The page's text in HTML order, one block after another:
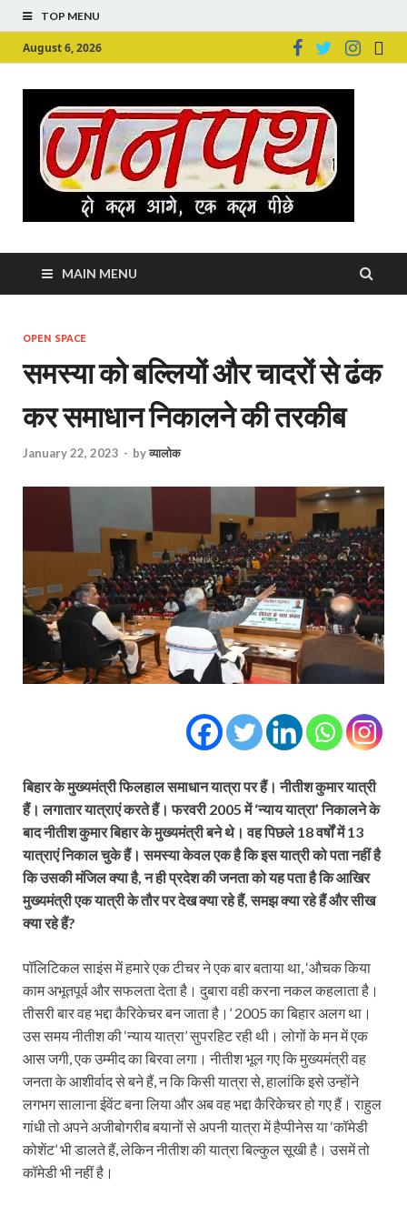
TOP MENU
August 6, 2026
MAIN MENU
OPEN SPACE
समस्या को बल्लियों और चादरों से ढंक
कर समाधान निकालने की तरकीब
January 22, 2023 - byव्यालोक
बिहार के मुख्यमंत्री फिलहाल समाधान यात्रा पर हैं। नीतीश कुमार यात्री
हैं। लगातार यात्राएं करते हैं। फरवरी 2005 में ‘न्याय यात्रा’ निकालने के
बाद नीतीश कुमार बिहार के मुख्यमंत्री बने थे। वह पिछले 18 वर्षों में 13
यात्राएं निकाल चुके हैं। समस्या केवल एक है कि इस यात्री को पता नहीं है
कि उसकी मंजिल क्या है, न ही प्रदेश की जनता को यह पता है कि आखिर
मुख्यमंत्री एक यात्री के तौर पर देख क्या रहे हैं, समझ क्या रहे हैं और सीख
क्या रहे हैं?
पॉलिटिकल साइंस में हमारे एक टीचर ने एक बार बताया था, ‘औचक किया
काम अभूतपूर्व और सफलता देता है। दुबारा वही करना नकल कहलाता है।
तीसरी बार वह भद्दा कैरिकेचर बन जाता है।’ 2005 का बिहार अलग था।
उस समय नीतीश की ‘न्याय यात्रा’ सुपरहिट रही थी। लोगों के मन में एक
आस जगी, एक उम्मीद का बिरवा लगा। नीतीश भूल गए कि मुख्यमंत्री वह
जनता के आशीर्वाद से बने हैं, न कि किसी यात्रा से, हालांकि इसे उन्होंने
लगभग सालाना ईवेंट बना लिया और अब वह भद्दा कैरिकेचर हो गए हैं। राहुल
गांधी तो अपने अजीबोगरीब बयानों से अपनी यात्रा में हैप्पीनेस या ‘कॉमेडी
कोशेंट’ भी डालते हैं, लेकिन नीतीश की यात्रा बिल्कुल सूखी है। उसमें तो
कॉमेडी भी नहीं है।